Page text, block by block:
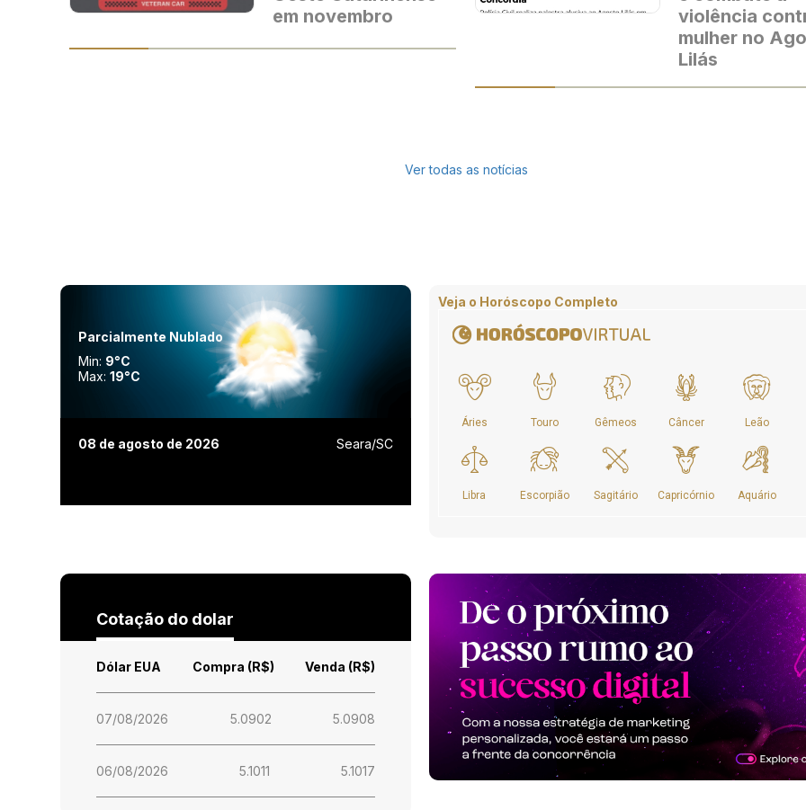
em novembro
violência
mulher no
Lilás
Ver todas as notícias
Parcialmente Nublado
Min: 9°C
Max: 19°C
08 de agosto de 2026 Seara/SC
Veja o Horóscopo Completo
Cotação do dolar
Dólar EUA Compra (R$) Venda (R$)
07/08/2026 5.0902 5.0908
06/08/2026 5.1011 5.1017